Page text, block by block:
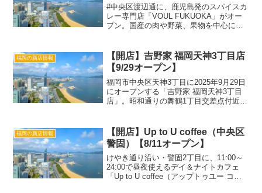
#中央区渡辺通に、鹿児島発のスパイスカ
レー専門店「VOUL FUKUOKA」がオー
プン。国産の肉や野菜、果物を中心に、
稿をInstagramで見る VOUL FUKU...
福岡の新店情報
【開店】吉野家 福岡天神3丁目店
【9/29オープン】
福岡市中央区天神3丁目に2025年9月29日
にオープンする「吉野家 福岡天神3丁目
店」。昭和通りの舞鶴1丁目交差点付近に
野家 福岡天神3丁目店」詳細店名吉野家
福岡天...
福岡の新店情報
【開店】Up to U coffee（中央区
警固）【8/11オープン】
けやき通り沿い・警固2丁目に、11:00～
24:00で昼夜使えるデイ＆ナイトカフェ
「Up to U coffee（アップトゥユー コー